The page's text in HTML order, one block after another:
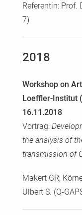
Referentin: Prof.
7)
2018
Workshop on
Loeffler-Institut
16.11.2018
Vortrag:
the analysis of
transmission of
Makert GR,
Ulbert S. (Q-